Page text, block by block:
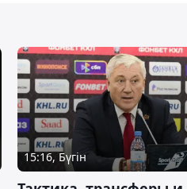
15:16, Бүгін